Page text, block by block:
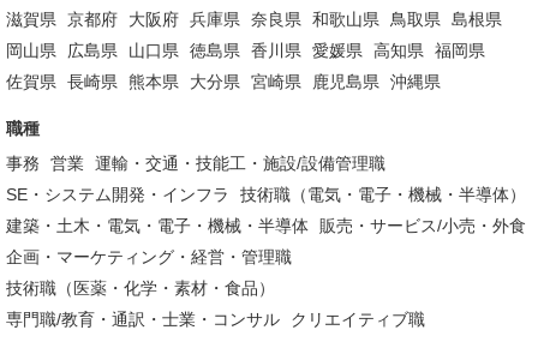
滋賀県 京都府 大阪府 兵庫県 奈良県 和歌山県 鳥取県 島根県
岡山県
広島県 山口県 徳島県 香川県 愛媛県 高知県 福岡県
佐賀県 長崎県 熊本県 大分県 宮崎県 鹿児島県 沖縄県
職種
事務
営業 運輸・交通・技能工・施設/設備管理職
SE・システム開発・インフラ
技術職（電気・電子・機械・半導体）
建築・土木・電気・電子・機械・半導体 販売・サービス/小売・外食
企画・マーケティング・経営・管理職
技術職（医薬・化学・素材・食品）
専門職/教育・通訳・士業・コンサル
クリエイティブ職